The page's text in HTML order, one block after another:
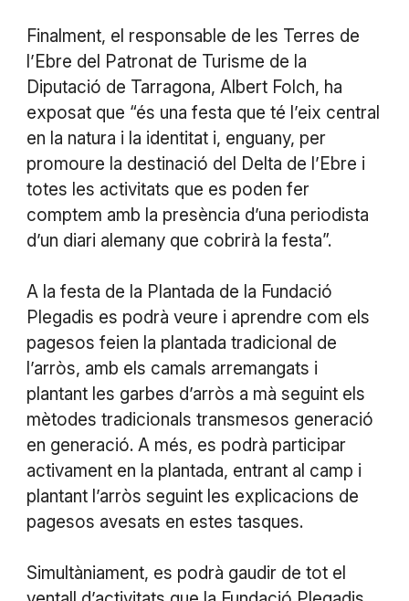
Finalment, el responsable de les Terres de
l’Ebre del Patronat de Turisme de la
Diputació de Tarragona, Albert Folch, ha
exposat que “és una festa que té l’eix central
en la natura i la identitat i, enguany, per
promoure la destinació del Delta de l’Ebre i
totes les activitats que es poden fer
comptem amb la presència d’una periodista
d’un diari alemany que cobrirà la festa”.
A la festa de la Plantada de la Fundació
Plegadis es podrà veure i aprendre com els
pagesos feien la plantada tradicional de
l’arròs, amb els camals arremangats i
plantant les garbes d’arròs a mà seguint els
mètodes tradicionals transmesos generació
en generació. A més, es podrà participar
activament en la plantada, entrant al camp i
plantant l’arròs seguint les explicacions de
pagesos avesats en estes tasques.
Simultàniament, es podrà gaudir de tot el